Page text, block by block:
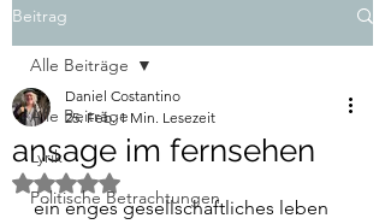
Beitrag
Alle Beiträge
Lyrik
Politische Betrachtungen
Alle Beiträge
ansage im fernsehen
Daniel Costantino
25. Feb. 1 Min. Lesezeit
Mit NaN von 5 Sternen bewertet.
ein enges gesellschaftliches leben